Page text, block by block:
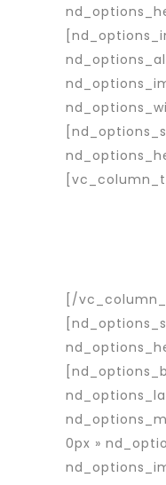
[/
0px »